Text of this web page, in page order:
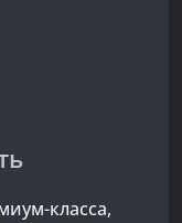
класса,